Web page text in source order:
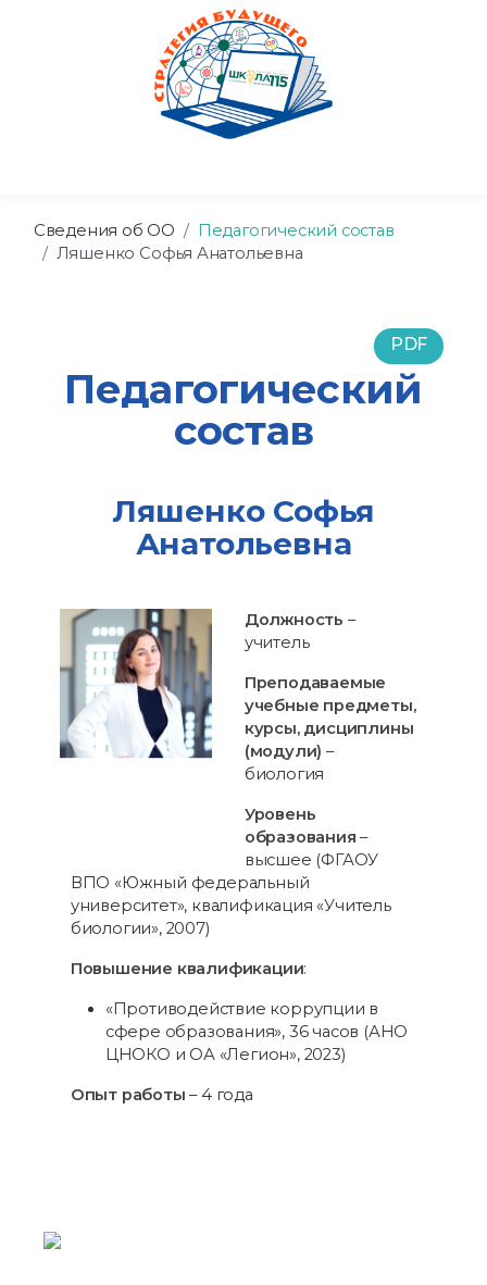
Сведения об ОО
Педагогический состав
Ляшенко Софья Анатольевна
PDF
Педагогический
состав
Ляшенко Софья
Анатольевна
Должность –
учитель
Преподаваемые
учебные предметы,
курсы, дисциплины
(модули) –
биология
Уровень
образования –
высшее (ФГАОУ
ВПО «Южный федеральный
университет», квалификация «Учитель
биологии», 2007)
Повышение квалификации:
«Противодействие коррупции в
сфере образования», 36 часов (АНО
ЦНОКО и ОА «Легион», 2023)
Опыт работы – 4 года